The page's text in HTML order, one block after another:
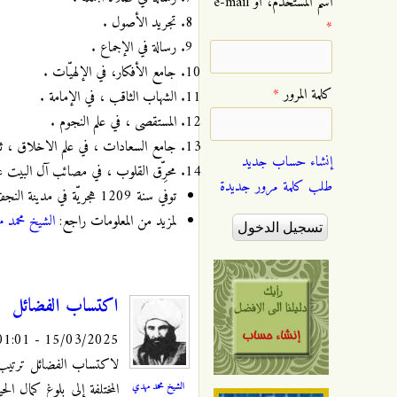
تجريد الأصول .
رسالة في الإجماع .
جامع الأفكار، في الإلهيّات .
الشهاب الثاقب ، في الإمامة .
المستقصى ، في علم النجوم .
جامع السعادات ، في علم الاخلاق ،
محرِّق القلوب ، في مصائب آل البيت
توفي سنة 1209 هجريّة في مدينة النجف الأشرف، و دُفن فيها .
لمزيد من المعلومات راجع:الشيخ
الشيخ محمد مهدي
اكتساب الفضائل
15/03/2025 - 01:01
لاكتساب الفضائل
المختلفة إلى بلوغ كمال
*
‏كلمة المرور ‏*
إنشاء حساب جديد
طلب كلمة مرور جديدة